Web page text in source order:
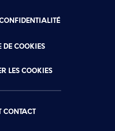
DE COOKIES
LES COOKIES
CONTACT